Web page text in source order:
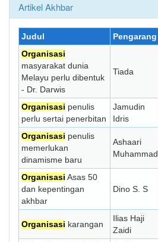
Artikel Akhbar
Judul Pengarang
Organisasi
masyarakat dunia
Melayu perlu dibentuk
- Dr. Darwis
Tiada
Organisasi penulis
perlu sertai penerbitan
Jamudin
Idris
Organisasi penulis
memerlukan
dinamisme baru
Ashaari
Muhammad
Organisasi Asas 50
dan kepentingan
akhbar
Dino S. S
Organisasi karangan
Ilias Haji
Zaidi